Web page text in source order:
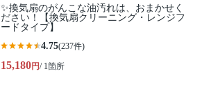
✨換気扇のがんこな油汚れは、おまかせく
ださい！【換気扇クリーニング・レンジフ
ードタイプ】
4.75(237件)
15,180円/ 1箇所